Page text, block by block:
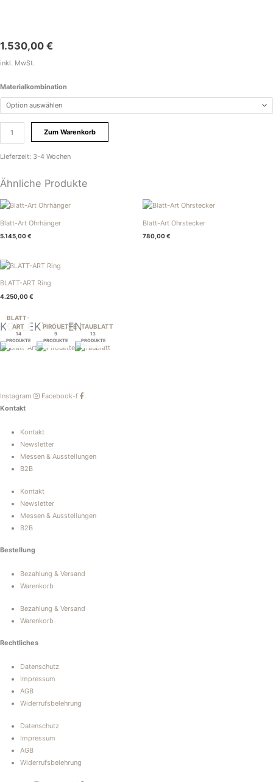
1.530,00 €
inkl. MwSt.
Materialkombination
Zum Warenkorb
Lieferzeit: 3-4 Wochen
Ähnliche Produkte
Blatt-Art Ohrhänger
5.145,00€
Blatt-Art Ohrstecker
780,00€
BLATT-ART Ring
4.250,00€
KOLLEKTIONEN
BLATT-
ART
14
PRODUKTE
PIROUETTE
9
PRODUKTE
TAUBLATT
13
PRODUKTE
Instagram
Facebook-f
Kontakt
Kontakt
Newsletter
Messen & Ausstellungen
B2B
Kontakt
Newsletter
Messen & Ausstellungen
B2B
Bestellung
Bezahlung & Versand
Warenkorb
Bezahlung & Versand
Warenkorb
Rechtliches
Datenschutz
Impressum
AGB
Widerrufsbelehrung
Datenschutz
Impressum
AGB
Widerrufsbelehrung